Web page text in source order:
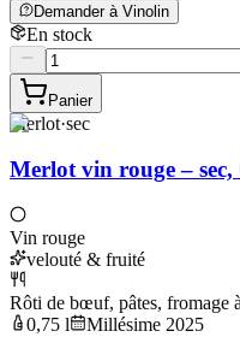
Demander à Vinolin
En stock
Panier
Merlot·sec
Merlot vin rouge –
Vin rouge
velouté & fruité
Rôti de bœuf, pâtes, fromage
0,75 l
Millésime 2025